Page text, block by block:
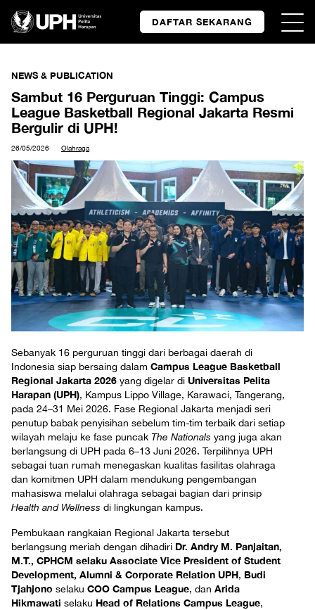
DAFTAR SEKARANG
NEWS & PUBLICATION
Sambut 16 Perguruan Tinggi: Campus
League Basketball Regional Jakarta Resmi
Bergulir di UPH!
26/05/2026 Olahraga
Sebanyak 16 perguruan tinggi dari berbagai daerah di
Indonesia siap bersaing dalam Campus League Basketball
Regional Jakarta 2026 yang digelar di Universitas Pelita
Harapan (UPH), Kampus Lippo Village, Karawaci, Tangerang,
pada 24–31 Mei 2026. Fase Regional Jakarta menjadi seri
penutup babak penyisihan sebelum tim-tim terbaik dari setiap
wilayah melaju ke fase puncak The Nationals yang juga akan
berlangsung di UPH pada 6–13 Juni 2026. Terpilihnya UPH
sebagai tuan rumah menegaskan kualitas fasilitas olahraga
dan komitmen UPH dalam mendukung pengembangan
mahasiswa melalui olahraga sebagai bagian dari prinsip
Health and Wellness di lingkungan kampus.
Pembukaan rangkaian Regional Jakarta tersebut
berlangsung meriah dengan dihadiri Dr. Andry M. Panjaitan,
M.T., CPHCM selaku Associate Vice President of Student
Development, Alumni & Corporate Relation UPH, Budi
Tjahjono selaku COO Campus League, dan Arida
Hikmawati selaku Head of Relations Campus League,